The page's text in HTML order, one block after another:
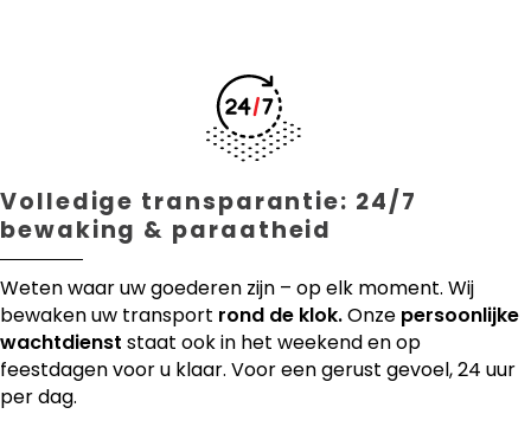
Volledige transparantie: 24/7
bewaking & paraatheid
Weten waar uw goederen zijn – op elk moment. Wij
bewaken uw transport rond de klok.Onze persoonlijke
wachtdienst staat ook in het weekend en op
feestdagen voor u klaar. Voor een gerust gevoel, 24 uur
per dag.